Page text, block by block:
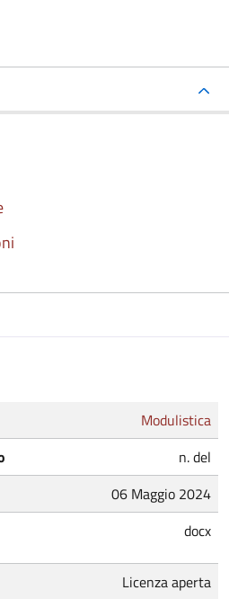
Modulistica
n. del
06 Maggio 2024
docx
Licenza aperta